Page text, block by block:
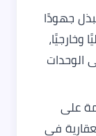
جهودًا
وخارجيًا،
الوحدات
على
في